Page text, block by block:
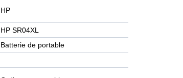
HP
HP SR04XL
Batterie de portable